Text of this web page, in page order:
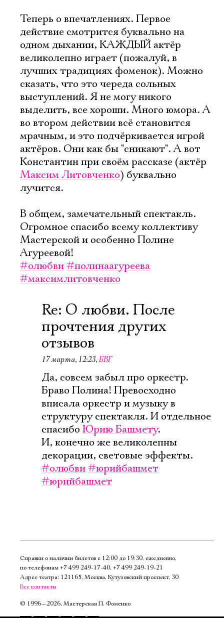
Теперь о впечатлениях. Первое
действие смотрится буквально на
одном дыхании, КАЖДЫЙ актёр
великолепно играет (пожалуй, в
лучших традициях фоменок). Можно
сказать, что это череда сольных
выступлений. Я не могу никого
выделить, все хороши. Много юмора. А
во втором действии всё становится
мрачным, и это подчёркивается игрой
актёров. Они как бы "сникают". А вот
Константин при своём рассказе (актёр
Максим Литовченко) буквально
лучится.
В общем, замечательный спектакль.
Огромное спасибо всему коллективу
Мастерской и особенно Полине
Агуреевой!
#олюбви#полинаагуреева
#максимлитовченко
Re: О любви. После
прочтения других
отзывов
17 марта, 12:23,БВГ
Да, совсем забыл про оркестр.
Браво Полина! Превосходно
вписала оркестр и музыку в
структуру спектакля. И отдельное
спасибо Юрию Башмету.
И, конечно же великолепны
декорации, световые эффекты.
#олюбви#юрийбашмет
#юрийбашмет
Справки о наличии билетов с 12:00 до 19:30, ежедневно,
по телефонам +7 499 249‑17‑40, +7 499 249‑19‑21
Адрес театра: 121165, Москва, Кутузовский проспект, 30
Все контакты
© 1996—2026, Мастерская П. Фоменко